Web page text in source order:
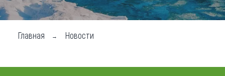
Чем заняться
Где остановиться
Главная Новости